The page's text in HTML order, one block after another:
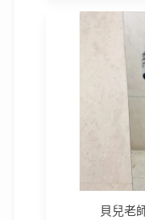
貝兒老